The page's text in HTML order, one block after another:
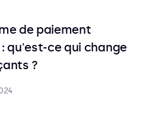
de paiement
qu'est-ce qui change
?